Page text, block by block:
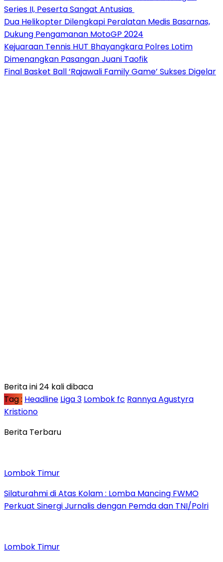
Series II, Peserta Sangat Antusias
Dua Helikopter Dilengkapi Peralatan Medis Basarnas,
Dukung Pengamanan MotoGP 2024
Kejuaraan Tennis HUT Bhayangkara Polres Lotim
Dimenangkan Pasangan Juani Taofik
Final Basket Ball ‘Rajawali Family Game’ Sukses Digelar
Berita ini 24 kali dibaca
Tag : Headline Liga 3 Lombok fc Rannya Agustyra
Kristiono
Berita Terbaru
Lombok Timur
Silaturahmi di Atas Kolam : Lomba Mancing FWMO
Perkuat Sinergi Jurnalis dengan Pemda dan TNI/Polri
Lombok Timur